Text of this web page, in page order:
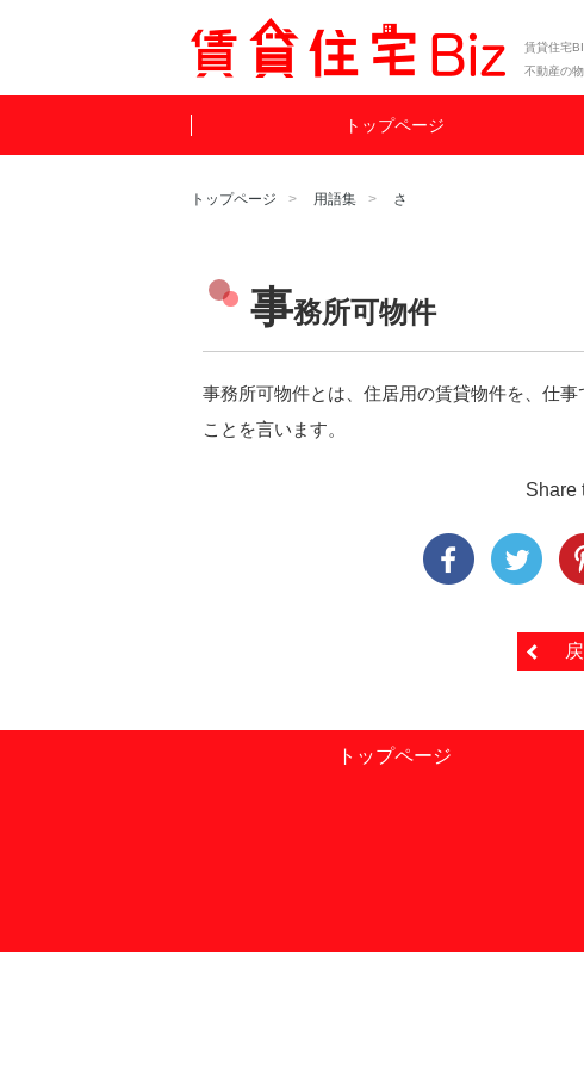
賃貸住宅
不動産の
トップページ
トップページ 用語集 さ
事務所可物件
事務所可物件とは、住居用の賃貸物件を、仕
ことを言います。
Share
トップページ